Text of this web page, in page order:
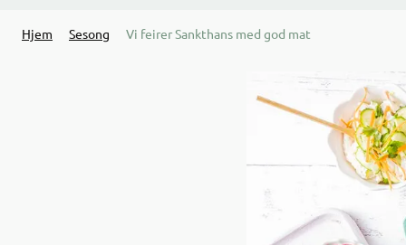
Hjem Sesong Vi feirer Sankthans med god mat